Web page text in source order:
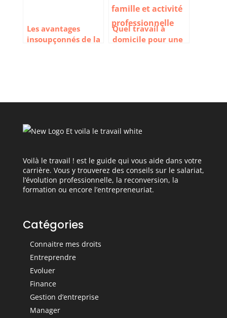
Les avantages
insoupçonnés de la
Quel travail à
domicile pour une
Voilà le travail ! est le guide qui vous aide dans votre
carrière. Vous y trouverez des conseils sur le salariat,
l’évolution professionnelle, la reconversion, la
formation ou encore l’entrepreneuriat.
Catégories
Connaitre mes droits
Entreprendre
Evoluer
Finance
Gestion d’entreprise
Manager